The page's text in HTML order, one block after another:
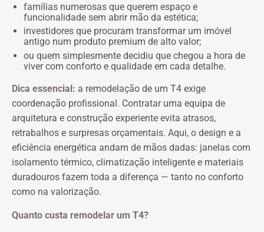
famílias numerosas que querem espaço e
funcionalidade sem abrir mão da estética;
investidores que procuram transformar um imóvel
antigo num produto premium de alto valor;
ou quem simplesmente decidiu que chegou a hora de
viver com conforto e qualidade em cada detalhe.
Dica essencial: a remodelação de um T4 exige
coordenação profissional. Contratar uma equipa de
arquitetura e construção experiente evita atrasos,
retrabalhos e surpresas orçamentais. Aqui, o design e a
eficiência energética andam de mãos dadas: janelas com
isolamento térmico, climatização inteligente e materiais
duradouros fazem toda a diferença — tanto no conforto
como na valorização.
Quanto custa remodelar um T4?